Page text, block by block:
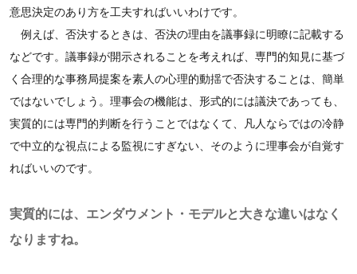
意思決定のあり方を工夫すればいいわけです。
例えば、否決するときは、否決の理由を議事録に明瞭に記載する
などです。議事録が開示されることを考えれば、専門的知見に基づ
く合理的な事務局提案を素人の心理的動揺で否決することは、簡単
ではないでしょう。理事会の機能は、形式的には議決であっても、
実質的には専門的判断を行うことではなくて、凡人ならではの冷静
で中立的な視点による監視にすぎない、そのように理事会が自覚す
ればいいのです。
実質的には、エンダウメント・モデルと大きな違いはなく
なりますね。